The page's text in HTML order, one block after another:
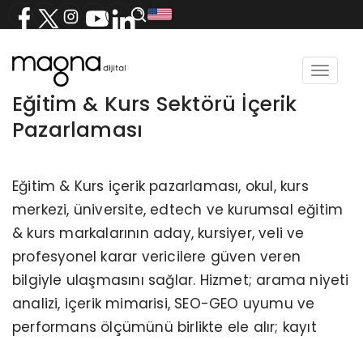
Toggle
Eğitim & Kurs Sektörü İçerik
Pazarlaması
Eğitim & Kurs içerik pazarlaması, okul, kurs
merkezi, üniversite, edtech ve kurumsal eğitim
& kurs markalarının aday, kursiyer, veli ve
profesyonel karar vericilere güven veren
bilgiyle ulaşmasını sağlar. Hizmet; arama niyeti
analizi, içerik mimarisi, SEO-GEO uyumu ve
performans ölçümünü birlikte ele alır; kayıt